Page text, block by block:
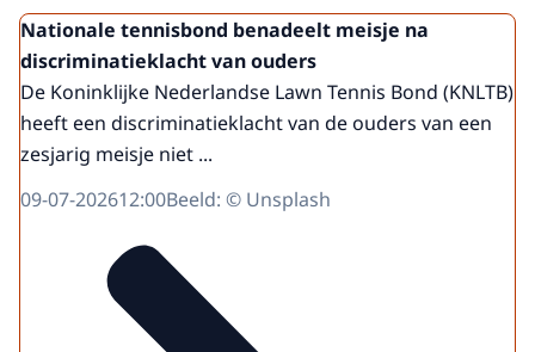
Nationale tennisbond benadeelt meisje na
discriminatieklacht van ouders
De Koninklijke Nederlandse Lawn Tennis Bond (KNLTB)
heeft een discriminatieklacht van de ouders van een
zesjarig meisje niet ...
09-07-202612:00Beeld: © Unsplash